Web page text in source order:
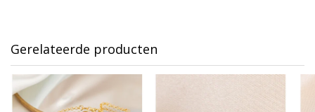
Gerelateerde producten